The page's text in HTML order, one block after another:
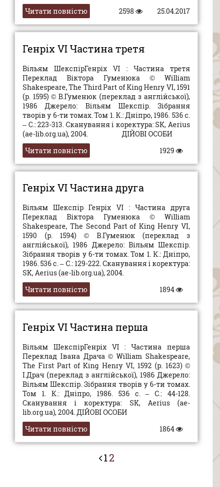
Читати повністю
25.04.2017
2598
Генріх VI Частина третя
Вільям ШекспірГенріх VI : Частина третя
Переклад Віктора Гуменюка © William
Shakespeare, The Third Part of King Henry VI, 1591
(p. 1595) © В.Гуменюк (переклад з англійської),
1986 Джерело: Вільям Шекспір. Зібрання
творів у 6-ти томах. Том 1. К.: Дніпро, 1986. 536 с.
– С.: 223-313. Сканування і коректура: SK, Aerius
(ae-lib.org.ua), 2004. ДІЙОВІ ОСОБИ
Читати повністю
1929
Генріх VI Частина друга
Вільям Шекспір Генріх VI : Частина друга
Переклад Віктора Гуменюка © William
Shakespeare, The Second Part of King Henry VI,
1590 (p. 1594) © В.Гуменюк (переклад з
англійської), 1986 Джерело: Вільям Шекспір.
Зібрання творів у 6-ти томах. Том 1. К.: Дніпро,
1986. 536 с. – С.: 129-222. Сканування і коректура:
SK, Aerius (ae-lib.org.ua), 2004.
Читати повністю
1894
Генріх VI Частина перша
Вільям ШекспірГенріх VI : Частина перша
Переклад Івана Драча © William Shakespeare,
The First Part of King Henry VI, 1592 (p. 1623) ©
І.Драч (переклад з англійської), 1986 Джерело:
Вільям Шекспір. Зібрання творів у 6-ти томах.
Том 1. К.: Дніпро, 1986. 536 с. – С.: 44-128.
Сканування і коректура: SK, Aerius (ae-
lib.org.ua), 2004. ДІЙОВІ ОСОБИ
Читати повністю
1864
12